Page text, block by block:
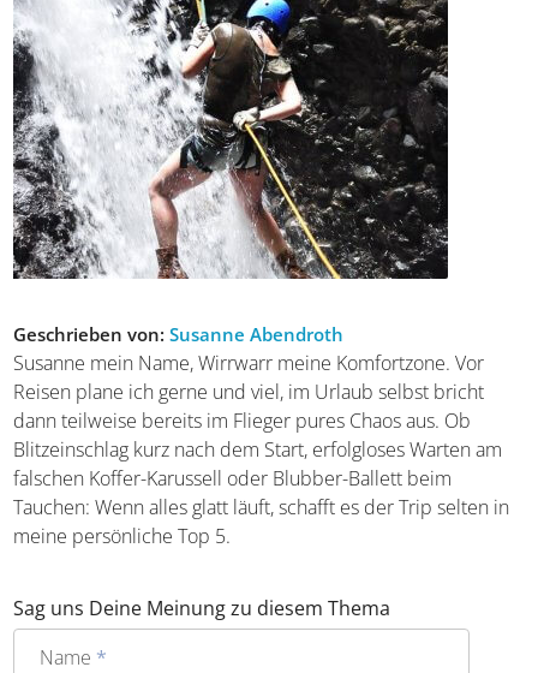
Geschrieben von:Susanne Abendroth
Susanne mein Name, Wirrwarr meine Komfortzone. Vor
Reisen plane ich gerne und viel, im Urlaub selbst bricht
dann teilweise bereits im Flieger pures Chaos aus. Ob
Blitzeinschlag kurz nach dem Start, erfolgloses Warten am
falschen Koffer-Karussell oder Blubber-Ballett beim
Tauchen: Wenn alles glatt läuft, schafft es der Trip selten in
meine persönliche Top 5.
Sag uns Deine Meinung zu diesem Thema
Name *